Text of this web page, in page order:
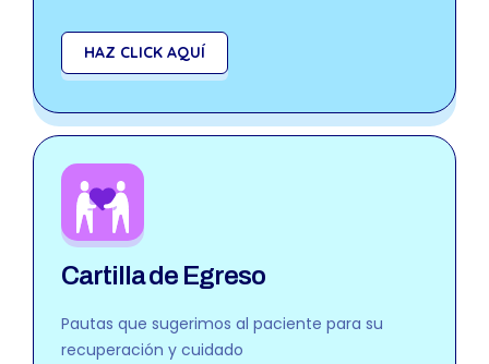
HAZ CLICK AQUÍ
Cartilla de Egreso
Pautas que sugerimos al paciente para su
recuperación y cuidado